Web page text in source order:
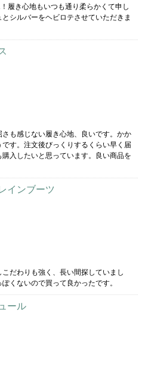
履き心地もいつも通り柔らかくて申し
シルバーをヘビロテさせていただきま
も感じない履き心地、良いです。かか
す。注文後びっくりするくらい早く届
入したいと思っています。良い商品を
インブーツ
だわりも強く、長い間探していまし
くないので買って良かったです。
ール